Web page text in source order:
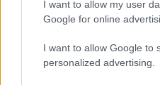
I want to allow my user
Google for online
I want to allow Google to
personalized advertising.
Ricevi le